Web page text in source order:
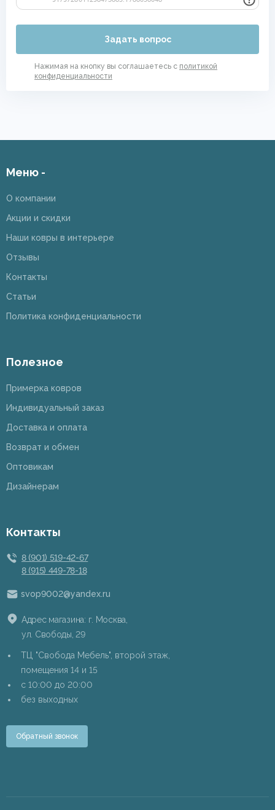
Задать вопрос
Нажимая на кнопку вы соглашаетесь с политикой
конфиденциальности
Меню -
О компании
Акции и скидки
Наши ковры в интерьере
Отзывы
Контакты
Статьи
Политика конфиденциальности
Полезное
Примерка ковров
Индивидуальный заказ
Доставка и оплата
Возврат и обмен
Оптовикам
Дизайнерам
Контакты
8 (901) 519-42-67
8 (915) 449-78-18
svop9002@yandex.ru
Адрес магазина: г. Москва,
ул. Свободы, 29
ТЦ "Свобода Мебель", второй этаж,
помещения 14 и 15
c 10:00 до 20:00
без выходных
Обратный звонок